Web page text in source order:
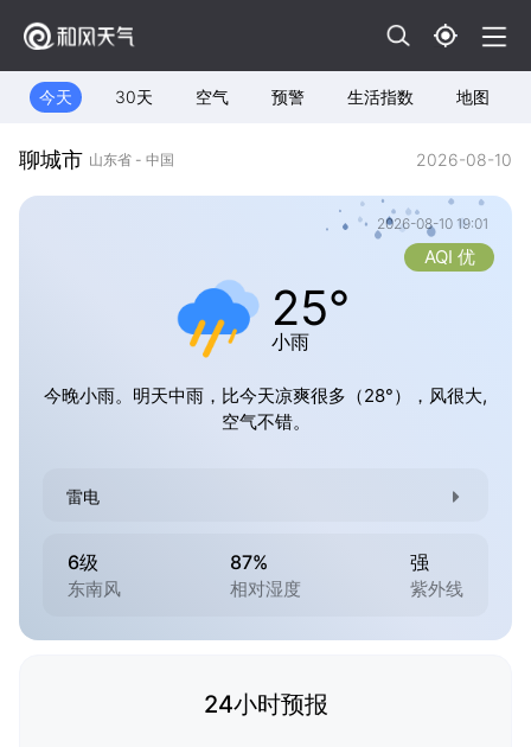
今天 30天 空气 预警 生活指数 地图
聊城市 山东省 - 中国 2026-08-10
2026-08-10 19:01
25°
小雨
AQI 优
今晚小雨。明天中雨，比今天凉爽很多（28°），风很大,
空气不错。
雷电
6级
东南风
87%
相对湿度
强
紫外线
24小时预报